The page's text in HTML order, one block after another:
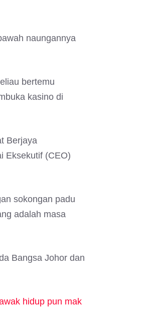
naungannya
bertemu
kasino di
Berjaya
Eksekutif (CEO)
sokongan padu
adalah masa
Bangsa Johor dan
hidup pun mak